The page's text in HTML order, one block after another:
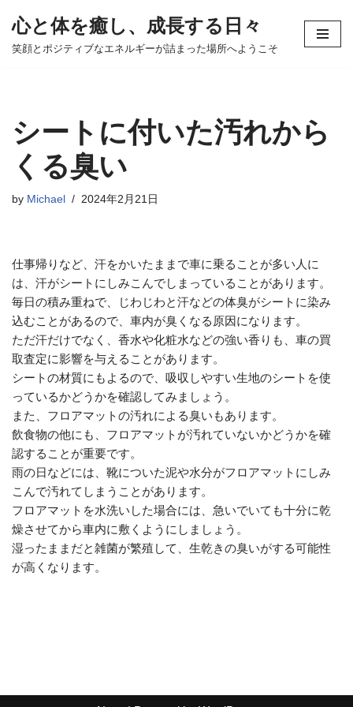
コ
へ
キ
ッ
心と体を癒し、成長する日々
笑顔とポジティブなエネルギーが詰まった場所へようこそ
シートに付いた汚れから
くる臭い
by Michael 2024年2月21日
仕事帰りなど、汗をかいたままで車に乗ることが多い人に
は、汗がシートにしみこんでしまっていることがあります。
毎日の積み重ねで、じわじわと汗などの体臭がシートに染み
込むことがあるので、車内が臭くなる原因になります。
ただ汗だけでなく、香水や化粧水などの強い香りも、車の買
取査定に影響を与えることがあります。
シートの材質にもよるので、吸収しやすい生地のシートを使
っているかどうかを確認してみましょう。
また、フロアマットの汚れによる臭いもあります。
飲食物の他にも、フロアマットが汚れていないかどうかを確
認することが重要です。
雨の日などには、靴についた泥や水分がフロアマットにしみ
こんで汚れてしまうことがあります。
フロアマットを水洗いした場合には、急いでいても十分に乾
燥させてから車内に敷くようにしましょう。
湿ったままだと雑菌が繁殖して、生乾きの臭いがする可能性
が高くなります。